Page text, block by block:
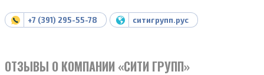
+7 (391) 295-55-78 ситигрупп.рус
ОТЗЫВЫ О КОМПАНИИ «СИТИ ГРУПП»